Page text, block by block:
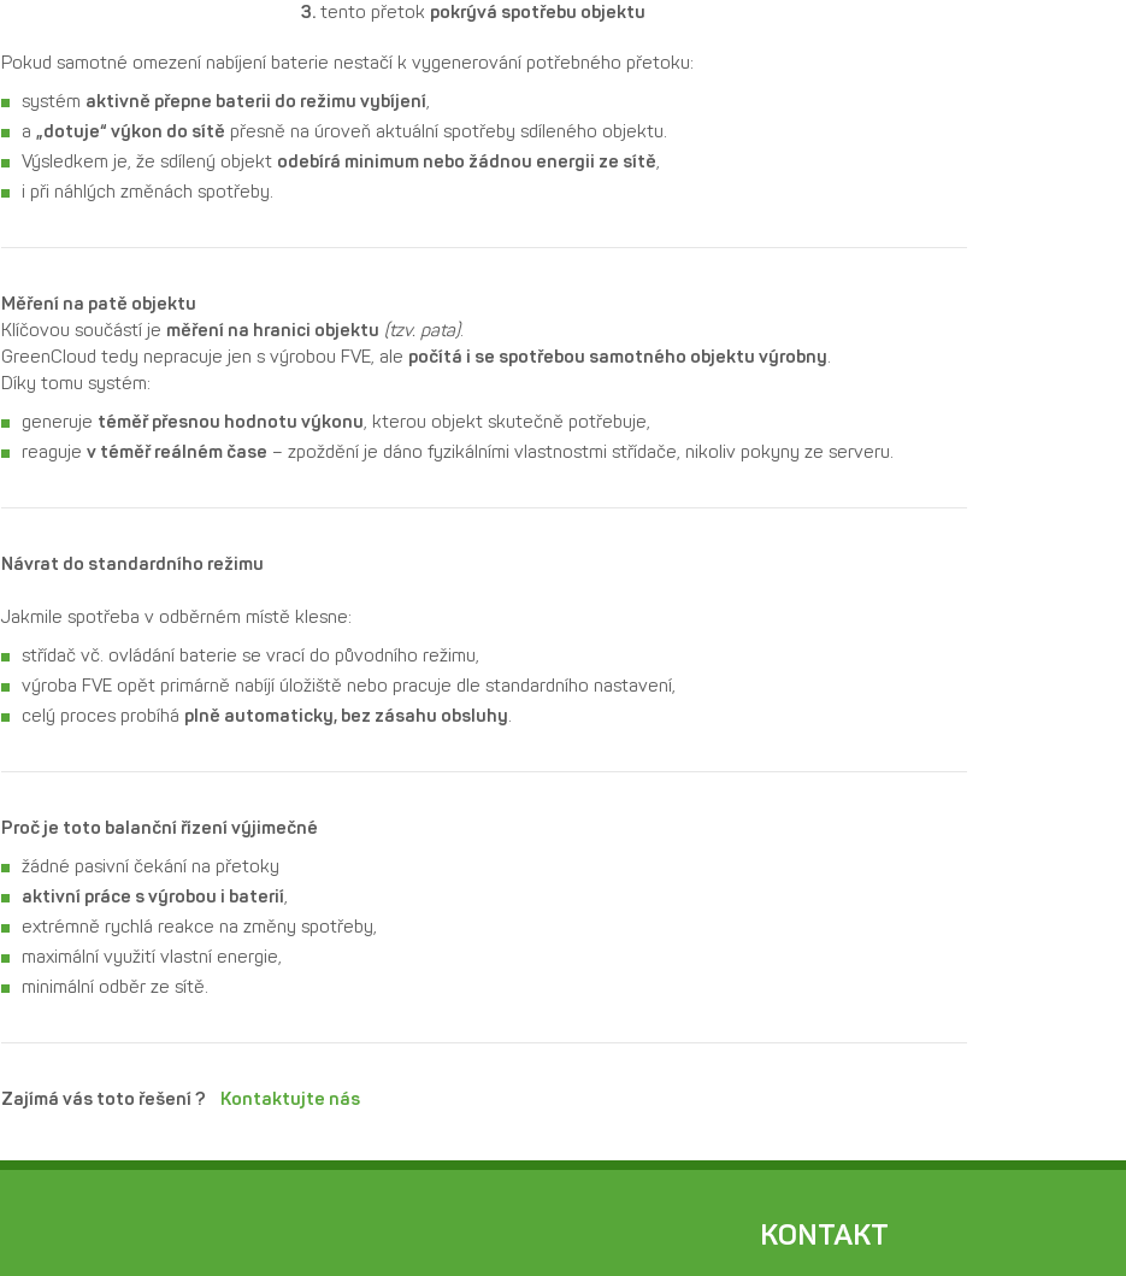
3.tento přetok pokrývá spotřebu objektu
Pokud samotné omezení nabíjení baterie nestačí k vygenerování potřebného přetoku:
systém aktivně přepne baterii do režimu vybíjení,
a „dotuje“ výkon do sítě přesně na úroveň aktuální spotřeby sdíleného objektu.
Výsledkem je, že sdílený objekt odebírá minimum nebo žádnou energii ze sítě,
i při náhlých změnách spotřeby.
Měření na patě objektu
Klíčovou součástí je měření na hranici objektu (tzv. pata).
GreenCloud tedy nepracuje jen s výrobou FVE, ale počítá i se spotřebou samotného objektu výrobny.
Díky tomu systém:
generuje téměř přesnou hodnotu výkonu, kterou objekt skutečně potřebuje,
reaguje v téměř reálném čase – zpoždění je dáno fyzikálními vlastnostmi střídače, nikoliv pokyny ze serveru.
Návrat do standardního režimu
Jakmile spotřeba v odběrném místě klesne:
střídač vč. ovládání baterie se vrací do původního režimu,
výroba FVE opět primárně nabíjí úložiště nebo pracuje dle standardního nastavení,
celý proces probíhá plně automaticky, bez zásahu obsluhy.
Proč je toto balanční řízení výjimečné
žádné pasivní čekání na přetoky
aktivní práce s výrobou i baterií,
extrémně rychlá reakce na změny spotřeby,
maximální využití vlastní energie,
minimální odběr ze sítě.
Zajímá vás toto řešení ? Kontaktujte nás
KONTAKT